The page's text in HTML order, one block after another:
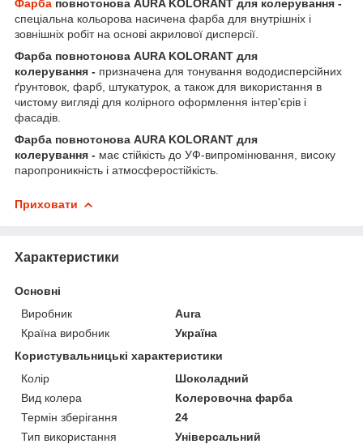
Фарба повнотонова AURA KOLORANT для колерування -
спеціальна кольорова насичена фарба для внутрішніх і
зовнішніх робіт на основі акрилової дисперсії.
Фарба повнотонова AURA KOLORANT для
колерування - призначена для тонування вододисперсійних
ґрунтовок, фарб, штукатурок, а також для використання в
чистому вигляді для колірного оформлення інтер'єрів і
фасадів.
Фарба повнотонова AURA KOLORANT для
колерування - має стійкість до УФ-випромінювання, високу
паропроникність і атмосферостійкість.
Приховати
Характеристики
Основні
Виробник
Aura
Країна виробник
Україна
Користувальницькі характеристики
Колір
Шоколадний
Вид колера
Колеровочна фарба
Термін зберігання
24
Тип використання
Універсальний